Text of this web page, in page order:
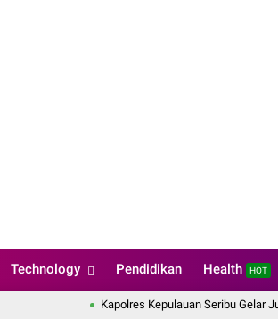
Technology Pendidikan Health HOT
Kapolres Kepulauan Seribu Gelar Jumat